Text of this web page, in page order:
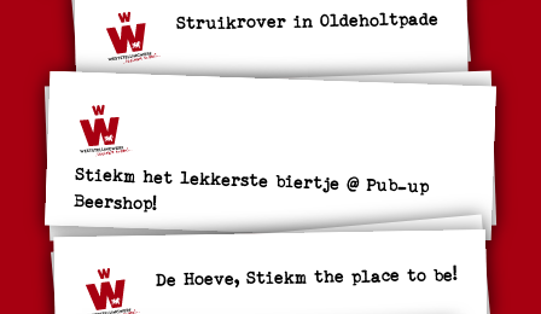
Struikrover in Oldeholtpade
Stiekm het lekkerste biertje @ Pub-up
Beershop!
De Hoeve, Stiekm the place to be!